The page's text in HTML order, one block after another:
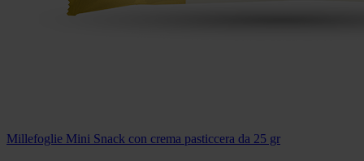
Millefoglie Mini Snack con crema pasticcera da 25 gr